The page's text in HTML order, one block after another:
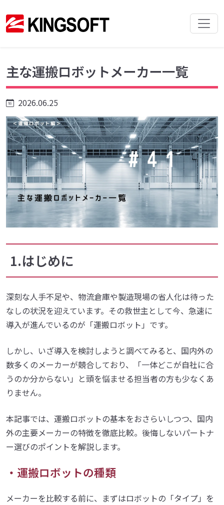
主な運搬ロボットメーカー一覧
2026.06.25
1.はじめに
深刻な人手不足や、物流倉庫や製造現場の省人化は待った
なしの状況を迎えています。その救世主として今、急速に
導入が進んでいるのが「運搬ロボット」です。
しかし、いざ導入を検討しようと調べてみると、国内外の
数多くのメーカーが競合しており、「一体どこが自社に合
うのか分からない」と頭を悩ませる担当者の方も少なくあ
りません。
本記事では、運搬ロボットの基本をおさらいしつつ、国内
外の主要メーカーの特徴を徹底比較。後悔しないパートナ
ー選びのポイントを解説します。
・運搬ロボットの種類
メーカーを比較する前に、まずはロボットの「タイプ」を